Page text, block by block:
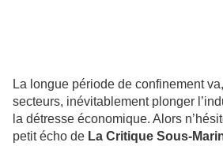
La longue période de confinement
secteurs, inévitablement plonger
la détresse économique. Alors
petit écho de La Critique Sous-